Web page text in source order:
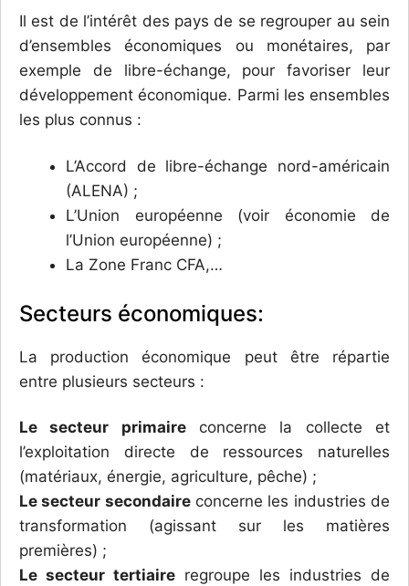
Il est de l’intérêt des pays de se regrouper au sein
d’ensembles économiques ou monétaires, par
exemple de libre-échange, pour favoriser leur
développement économique. Parmi les ensembles
les plus connus :
L’Accord de libre-échange nord-américain
(ALENA) ;
L’Union européenne (voir économie de
l’Union européenne) ;
La Zone Franc CFA,…
Secteurs économiques:
La production économique peut être répartie
entre plusieurs secteurs :
Le secteur primaireconcerne la collecte et
l’exploitation directe de ressources naturelles
(matériaux, énergie, agriculture, pêche) ;
Le secteur secondaireconcerne les industries de
transformation (agissant sur les matières
premières) ;
Le secteur tertiaire regroupe les industries de